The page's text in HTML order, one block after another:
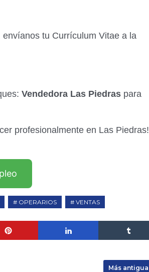
tu Currículum Vitae a la
Vendedora Las Piedras para
profesionalmente en Las Piedras!
OPERARIOS VENTAS
Más antigua